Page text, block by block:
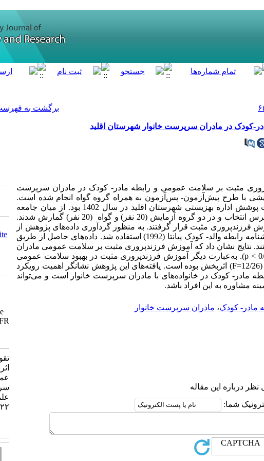
برگشت به
کودک در مادران سرپرست خانوار شهرستان اقلید
مثبت بر سلامت عمومی و رابطه مادر- کودک در مادران سرپرست
با طرح پیش‌­آزمون- پس‌­آزمون به همراه گروه گواه انجام شده است.
جامعه آماری پژوهش همه مادران سرپرست خانواده تحت پوشش اداره بهزیستی شهرستان اقلید در سال 1402 بود. از میان جامعه
آماری 40 نفر زن بی‌­سرپرست به روش نمونه‌­گیری دردسترس انتخاب و در دو گروه آزمایش (20 نفر) و گواه (20 نفر) گمارش شدند.
90 دقیقه‌­ای تحت آموزش فرزندپروری مثبت قرار گرفتند. به منظور گرد­آوری داده­‌های پژوهش از
پرسشنامه سلامت عمومی گلدبرگ و هیلیر (1979) و پرسشنامه رابطه والد- کودک پیانتا (1992) استفاده شد. داده­‌های حاصل از طریق
نتایج نشان داد که آموزش فرزندپروری مثبت بر سلامت عمومی مادران
سرپرست خانوار و رابطه مادر- کودک اثربخش است (0/001 > p). به­‌عبارت دیگر آموزش فرزندپروری مثبت در بهبود سلامت عمومی
مادران به میزان (18/92=F) و رابطه مادر- کودک به میزان (12/26=F) اثربخش بوده است. یافته­‌های این پژوهش نشانگر اهمیت رویکرد
مادر- کودک در خانواده­‌های با مادران سرپرست خانوار است و می­‌تواند
مشاوره به این افراد باشد.
مادر- کودک، مادران سرپرست خانوار
نظر درباره این مقاله
شما:
۲۲ (۳) :۶۵-۸۰